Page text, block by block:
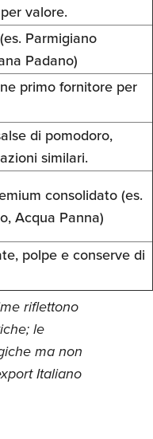
valore.
Parmigiano
Padano)
primo fornitore per
di pomodoro,
similari.
consolidato (es.
Acqua Panna)
polpe e conserve di
riflettono
le
ma non
Italiano